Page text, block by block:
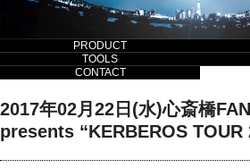
PRODUCT
TOOLS
CONTACT
2017年02月22日(水)心斎橋
presents “KERBEROS TOUR